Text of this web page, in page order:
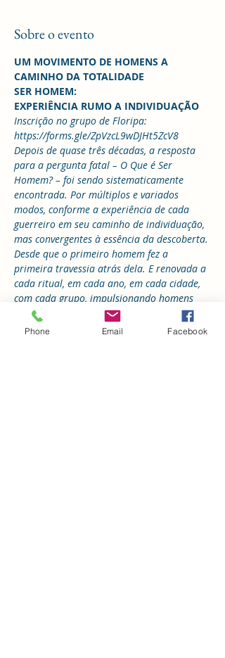
Sobre o evento
UM MOVIMENTO DE HOMENS A
CAMINHO DA TOTALIDADE
SER HOMEM:
EXPERIÊNCIA RUMO A INDIVIDUAÇÃO
Inscrição no grupo de Floripa:
https://forms.gle/ZpVzcL9wDJHt5ZcV8
Depois de quase três décadas, a resposta
para a pergunta fatal – O Que é Ser
Homem? – foi sendo sistematicamente
encontrada. Por múltiplos e variados
modos, conforme a experiência de cada
guerreiro em seu caminho de individuação,
mas convergentes à essência da descoberta.
Desde que o primeiro homem fez a
primeira travessia atrás dela. E renovada a
cada ritual, em cada ano, em cada cidade,
com cada grupo, impulsionando homens
em busca de si mesmos, de sua
individuação e a procura da transcendência.
Phone Email Facebook